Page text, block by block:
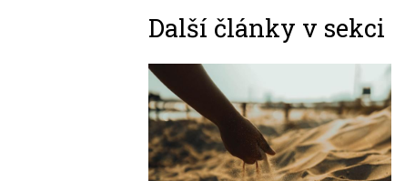
Další články v sekci
Image